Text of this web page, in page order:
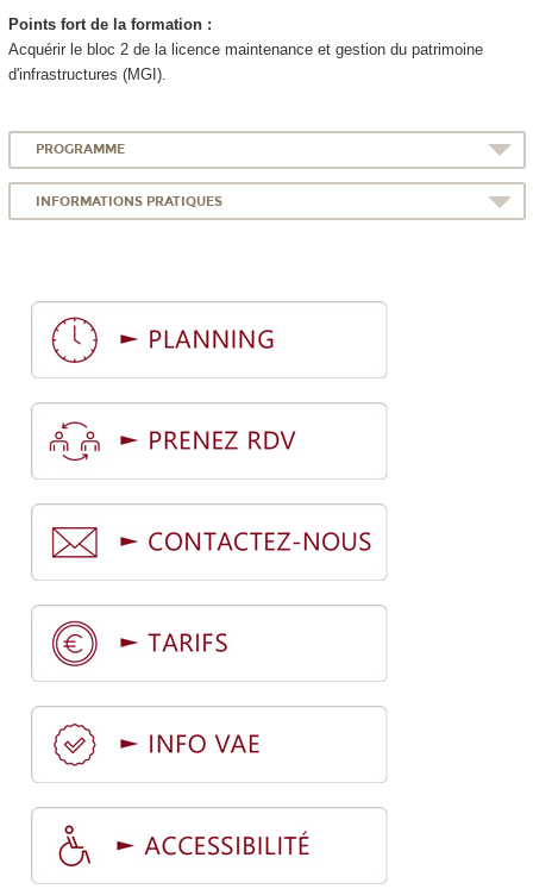
Points fort de la formation :
Acquérir le bloc 2 de la licence maintenance et gestion du patrimoine
d'infrastructures (MGI).
PROGRAMME
INFORMATIONS PRATIQUES